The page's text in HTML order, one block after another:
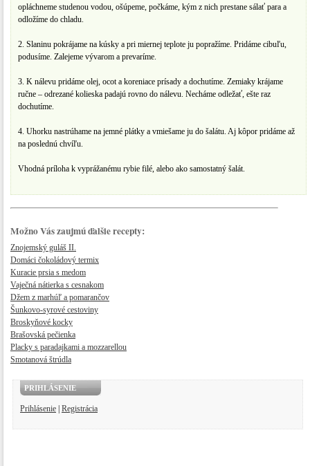
opláchneme studenou vodou, ošúpeme, počkáme, kým z nich prestane sálať para a
odložíme do chladu.
2. Slaninu pokrájame na kúsky a pri miernej teplote ju popražíme. Pridáme cibuľu,
podusíme. Zalejeme vývarom a prevaríme.
3. K nálevu pridáme olej, ocot a koreniace prísady a dochutíme. Zemiaky krájame
ručne – odrezané kolieska padajú rovno do nálevu. Necháme odležať, ešte raz
dochutíme.
4. Uhorku nastrúhame na jemné plátky a vmiešame ju do šalátu. Aj kôpor pridáme až
na poslednú chvíľu.
Vhodná príloha k vyprážanému rybie filé, alebo ako samostatný šalát.
Možno Vás zaujmú ďalšie recepty:
Znojemský guláš II.
Domáci čokoládový termix
Kuracie prsia s medom
Vaječná nátierka s cesnakom
Džem z marhúľ a pomarančov
Šunkovo-syrové cestoviny
Broskyňové kocky
Brašovská pečienka
Placky s paradajkami a mozzarellou
Smotanová štrúdla
PRIHLÁSENIE
Prihlásenie Registrácia